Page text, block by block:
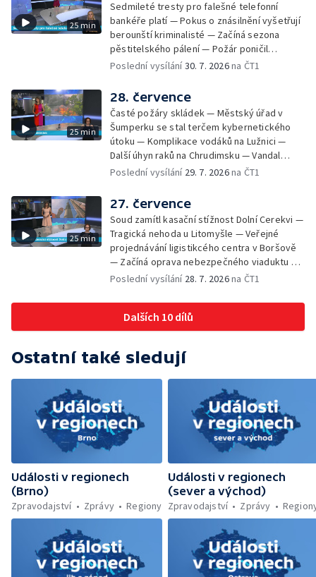
Zájem o obytné vozy roste — Praha má
novou servisní loď — Vidická samoobslužná
prodejna si na provoz vydělá — U jezera
Most začíná festival Let It Roll — Vyvrcholil
bouřkový neboli jelení úplněk — Kanoistka
25 min
Sedmileté tresty pro falešné telefonní
bankéře platí — Pokus o znásilnění vyšetřují
berounští kriminalisté — Začíná sezona
pěstitelského pálení — Požár poničil
historickou vilu Marta v Písku — Končí Letní
odpad — Nedostatek vody na Hracholuskách
— Příprava nového plavebního stupně v
Děčíně — Biokoridor pro užovku stromovou
— Záchrana liblického vysílače — První
koncert Diany Ross v Česku — Výroba
obrněných vozidel CV90 — Biokoridor pod
vedením vysokého napětí
Poslední vysílání30. 7. 2026na ČT1
25 min
28. července
Časté požáry skládek — Městský úřad v
Šumperku se stal terčem kybernetického
útoku — Komplikace vodáků na Lužnici —
Další úhyn raků na Chrudimsku — Vandal
poškodil okna na Ještědu — Lvice Elza má
defibrilátorů — 194 km/h po dálnici D6 —
Problém s likvidací kadmia — Vězni na
Frýdlantsku čistí koryto potoka — Antikolizní
systém tramvají Škoda 40T — Praha má šanci
na rekordní turistickou sezonu — Začíná
festival PernštejnLove v Pardubicích — Jelen
albín na Litoměřicku — Čeští vědci se
Poslední vysílání 29. 7. 2026na ČT1
25 min
27. července
Soud zamítl kasační stížnost Dolní Cerekvi —
Tragická nehoda u Litomyšle — Veřejné
projednávání ligistikcého centra v Boršově
— Začíná oprava nebezpečného viaduktu v
Klatovech — Pražská koalice o zásahu na
na Českolipsku — Úřednice na pachatele
napojená nebyla — Nižší zájem o Novou
zelenou úsporám — Problémy řidičů v
lesa u Velhartic — Další rozsáhlý lesní požár
Náchodsku — Znovuotevření rozhledny na
Libíně — Obchvat Náchoda je zhruba v
polovině — Požár v kempu na Pardubicku —
Wonkův most po rekonstrukci — Letiště
Václava Havla odbavilo 8 milionů cestujících
— V Plzni přibývá nelegálních graffiti
Poslední vysílání 28. 7. 2026na ČT1
Dalších 10 dílů
Ostatní také sledují
Události v regionech
(Brno)
Zpravodajství
Zprávy Regiony
Události v regionech
(sever a východ)
Zpravodajství
Zprávy